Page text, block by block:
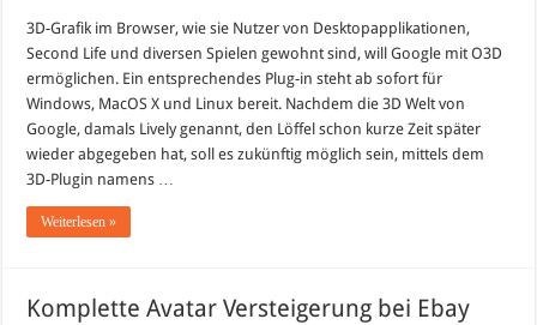
Plugin
soll
Browsern
das
Internet
beibringen
3D-Grafik im Browser, wie sie Nutzer von Desktopapplikationen,
Second Life und diversen Spielen gewohnt sind, will Google mit O3D
ermöglichen. Ein entsprechendes Plug-in steht ab sofort für
Windows, MacOS X und Linux bereit. Nachdem die 3D Welt von
Google, damals Lively genannt, den Löffel schon kurze Zeit später
wieder abgegeben hat, soll es zukünftig möglich sein, mittels dem
3D-Plugin namens …
Weiterlesen »
Komplette Avatar Versteigerung bei Ebay